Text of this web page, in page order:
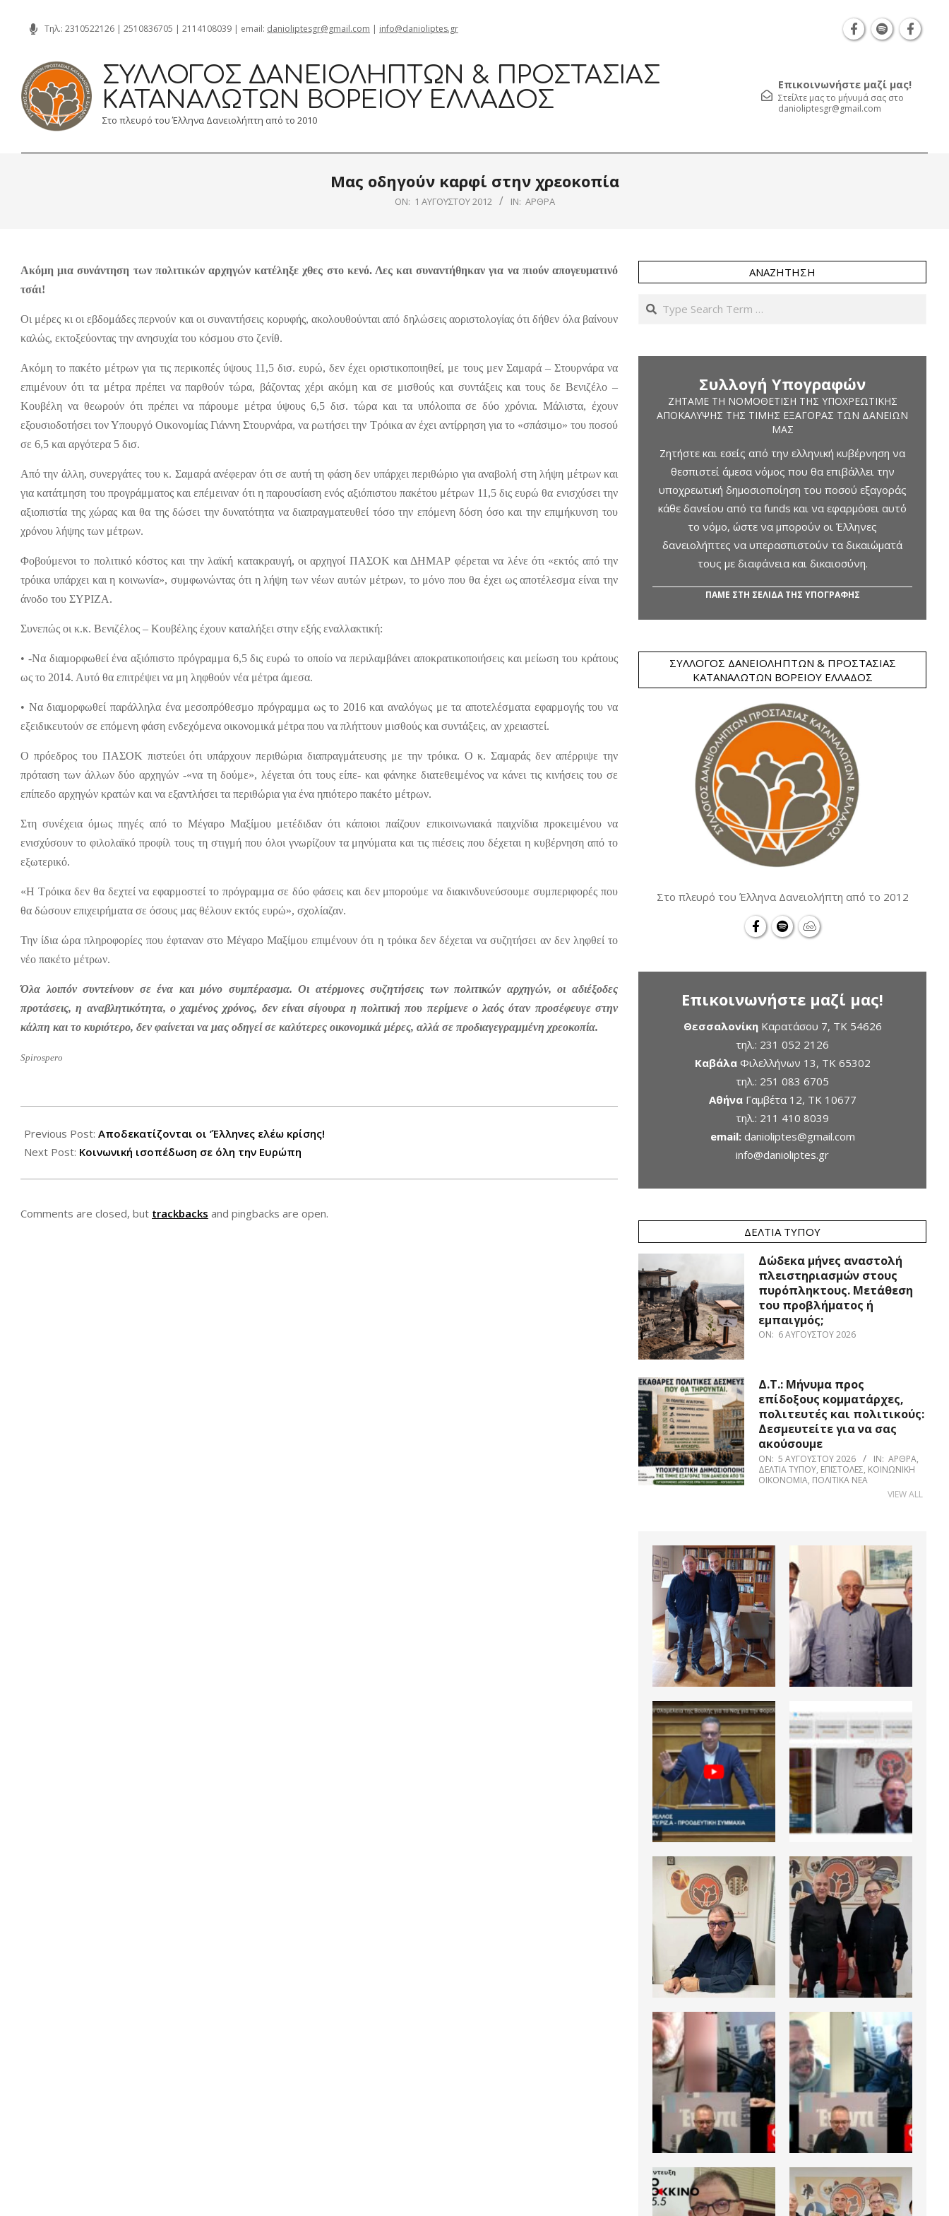
content
Τηλ.: 2310522126 | 2510836705 | 2114108039 | email: danioliptesgr@gmail.com | info@danioliptes.gr
ΣΎΛΛΟΓΟΣ ΔΑΝΕΙΟΛΗΠΤΏΝ & ΠΡΟΣΤΑΣΊΑΣ
ΚΑΤΑΝΑΛΩΤΏΝ ΒΟΡΕΊΟΥ ΕΛΛΆΔΟΣ
Στο πλευρό του Έλληνα Δανειολήπτη από το 2010
Επικοινωνήστε μαζί μας!
Στείλτε μας το μήνυμά σας στο
danioliptesgr@gmail.com
Μας οδηγούν καρφί στην χρεοκοπία
ON: 1 ΑΥΓΟΎΣΤΟΥ 2012 IN: ΆΡΘΡΑ
Ακόμη μια συνάντηση των πολιτικών αρχηγών κατέληξε χθες στο κενό. Λες και συναντήθηκαν για να πιούν απογευματινό
τσάι!
Οι μέρες κι οι εβδομάδες περνούν και οι συναντήσεις κορυφής, ακολουθούνται από δηλώσεις αοριστολογίας ότι δήθεν όλα βαίνουν
καλώς, εκτοξεύοντας την ανησυχία του κόσμου στο ζενίθ.
Ακόμη το πακέτο μέτρων για τις περικοπές ύψους 11,5 δισ. ευρώ, δεν έχει οριστικοποιηθεί, με τους μεν Σαμαρά – Στουρνάρα να
επιμένουν ότι τα μέτρα πρέπει να παρθούν τώρα, βάζοντας χέρι ακόμη και σε μισθούς και συντάξεις και τους δε Βενιζέλο –
Κουβέλη να θεωρούν ότι πρέπει να πάρουμε μέτρα ύψους 6,5 δισ. τώρα και τα υπόλοιπα σε δύο χρόνια. Μάλιστα, έχουν
εξουσιοδοτήσει τον Υπουργό Οικονομίας Γιάννη Στουρνάρα, να ρωτήσει την Τρόικα αν έχει αντίρρηση για το «σπάσιμο» του ποσού
σε 6,5 και αργότερα 5 δισ.
Από την άλλη, συνεργάτες του κ. Σαμαρά ανέφεραν ότι σε αυτή τη φάση δεν υπάρχει περιθώριο για αναβολή στη λήψη μέτρων και
για κατάτμηση του προγράμματος και επέμειναν ότι η παρουσίαση ενός αξιόπιστου πακέτου μέτρων 11,5 δις ευρώ θα ενισχύσει την
αξιοπιστία της χώρας και θα της δώσει την δυνατότητα να διαπραγματευθεί τόσο την επόμενη δόση όσο και την επιμήκυνση του
χρόνου λήψης των μέτρων.
Φοβούμενοι το πολιτικό κόστος και την λαϊκή κατακραυγή, οι αρχηγοί ΠΑΣΟΚ και ΔΗΜΑΡ φέρεται να λένε ότι «εκτός από την
τρόικα υπάρχει και η κοινωνία», συμφωνώντας ότι η λήψη των νέων αυτών μέτρων, το μόνο που θα έχει ως αποτέλεσμα είναι την
άνοδο του ΣΥΡΙΖΑ.
Συνεπώς οι κ.κ. Βενιζέλος – Κουβέλης έχουν καταλήξει στην εξής εναλλακτική:
• -Να διαμορφωθεί ένα αξιόπιστο πρόγραμμα 6,5 δις ευρώ το οποίο να περιλαμβάνει αποκρατικοποιήσεις και μείωση του κράτους
ως το 2014. Αυτό θα επιτρέψει να μη ληφθούν νέα μέτρα άμεσα.
• Να διαμορφωθεί παράλληλα ένα μεσοπρόθεσμο πρόγραμμα ως το 2016 και αναλόγως με τα αποτελέσματα εφαρμογής του να
εξειδικευτούν σε επόμενη φάση ενδεχόμενα οικονομικά μέτρα που να πλήττουν μισθούς και συντάξεις, αν χρειαστεί.
Ο πρόεδρος του ΠΑΣΟΚ πιστεύει ότι υπάρχουν περιθώρια διαπραγμάτευσης με την τρόικα. Ο κ. Σαμαράς δεν απέρριψε την
πρόταση των άλλων δύο αρχηγών -«να τη δούμε», λέγεται ότι τους είπε- και φάνηκε διατεθειμένος να κάνει τις κινήσεις του σε
επίπεδο αρχηγών κρατών και να εξαντλήσει τα περιθώρια για ένα ηπιότερο πακέτο μέτρων.
Στη συνέχεια όμως πηγές από το Μέγαρο Μαξίμου μετέδιδαν ότι κάποιοι παίζουν επικοινωνιακά παιχνίδια προκειμένου να
ενισχύσουν το φιλολαϊκό προφίλ τους τη στιγμή που όλοι γνωρίζουν τα μηνύματα και τις πιέσεις που δέχεται η κυβέρνηση από το
εξωτερικό.
«Η Τρόικα δεν θα δεχτεί να εφαρμοστεί το πρόγραμμα σε δύο φάσεις και δεν μπορούμε να διακινδυνεύσουμε συμπεριφορές που
θα δώσουν επιχειρήματα σε όσους μας θέλουν εκτός ευρώ», σχολίαζαν.
Την ίδια ώρα πληροφορίες που έφταναν στο Μέγαρο Μαξίμου επιμένουν ότι η τρόικα δεν δέχεται να συζητήσει αν δεν ληφθεί το
νέο πακέτο μέτρων.
Όλα λοιπόν συντείνουν σε ένα και μόνο συμπέρασμα. Οι ατέρμονες συζητήσεις των πολιτικών αρχηγών, οι αδιέξοδες
προτάσεις, η αναβλητικότητα, ο χαμένος χρόνος, δεν είναι σίγουρα η πολιτική που περίμενε ο λαός όταν προσέφευγε στην
κάλπη και το κυριότερο, δεν φαίνεται να μας οδηγεί σε καλύτερες οικονομικά μέρες, αλλά σε προδιαγεγραμμένη χρεοκοπία.
Spirospero
08-
01
Previous Post: Αποδεκατίζονται οι ‘Έλληνες ελέω κρίσης!
Next Post: Κοινωνική ισοπέδωση σε όλη την Ευρώπη
Comments are closed, but trackbacks and pingbacks are open.
ΑΝΑΖΉΤΗΣΗ
Search
Συλλογή Υπογραφών
ΖΗΤΆΜΕ ΤΗ ΝΟΜΟΘΈΤΙΣΗ ΤΗΣ ΥΠΟΧΡΕΩΤΙΚΉΣ
ΑΠΟΚΆΛΥΨΗΣ ΤΗΣ ΤΙΜΉΣ ΕΞΑΓΟΡΆΣ ΤΩΝ ΔΑΝΕΊΩΝ
ΜΑΣ
Ζητήστε και εσείς από την ελληνική κυβέρνηση να
θεσπιστεί άμεσα νόμος που θα επιβάλλει την
υποχρεωτική δημοσιοποίηση του ποσού εξαγοράς
κάθε δανείου από τα funds και να εφαρμόσει αυτό
το νόμο, ώστε να μπορούν οι Έλληνες
δανειολήπτες να υπερασπιστούν τα δικαιώματά
τους με διαφάνεια και δικαιοσύνη.
ΠΑΜΕ ΣΤΗ ΣΕΛΙΔΑ ΤΗΣ ΥΠΟΓΡΑΦΗΣ
ΣΎΛΛΟΓΟΣ ΔΑΝΕΙΟΛΗΠΤΏΝ & ΠΡΟΣΤΑΣΊΑΣ
ΚΑΤΑΝΑΛΩΤΏΝ ΒΟΡΕΊΟΥ ΕΛΛΆΔΟΣ
Στο πλευρό του Έλληνα Δανειολήπτη από το 2012
Επικοινωνήστε μαζί μας!
ΘεσσαλονίκηΚαρατάσου 7, TK 54626
τηλ.: 231 052 2126
ΚαβάλαΦιλελλήνων 13, ΤΚ 65302
τηλ.: 251 083 6705
ΑθήναΓαμβέτα 12, ΤΚ 10677
τηλ.: 211 410 8039
email: danioliptes@gmail.com
info@danioliptes.gr
ΔΕΛΤΊΑ ΤΎΠΟΥ
Δώδεκα μήνες αναστολή
πλειστηριασμών στους
πυρόπληκτους. Μετάθεση
του προβλήματος ή
εμπαιγμός;
ON: 6 ΑΥΓΟΎΣΤΟΥ 2026
Δ.Τ.: Μήνυμα προς
επίδοξους κομματάρχες,
πολιτευτές και πολιτικούς:
Δεσμευτείτε για να σας
ακούσουμε
ON: 5 ΑΥΓΟΎΣΤΟΥ 2026 IN: ΆΡΘΡΑ,
ΔΕΛΤΊΑ ΤΎΠΟΥ, ΕΠΙΣΤΟΛΈΣ, ΚΟΙΝΩΝΙΚΉ
ΟΙΚΟΝΟΜΊΑ, ΠΟΛΙΤΙΚΆ ΝΈΑ
VIEW ALL